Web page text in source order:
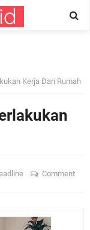
Kerja Dari Rumah
Comment